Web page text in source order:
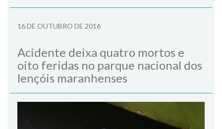
16 DE OUTUBRO DE 2016
Acidente deixa quatro mortos e
oito feridas no parque nacional dos
lençóis maranhenses